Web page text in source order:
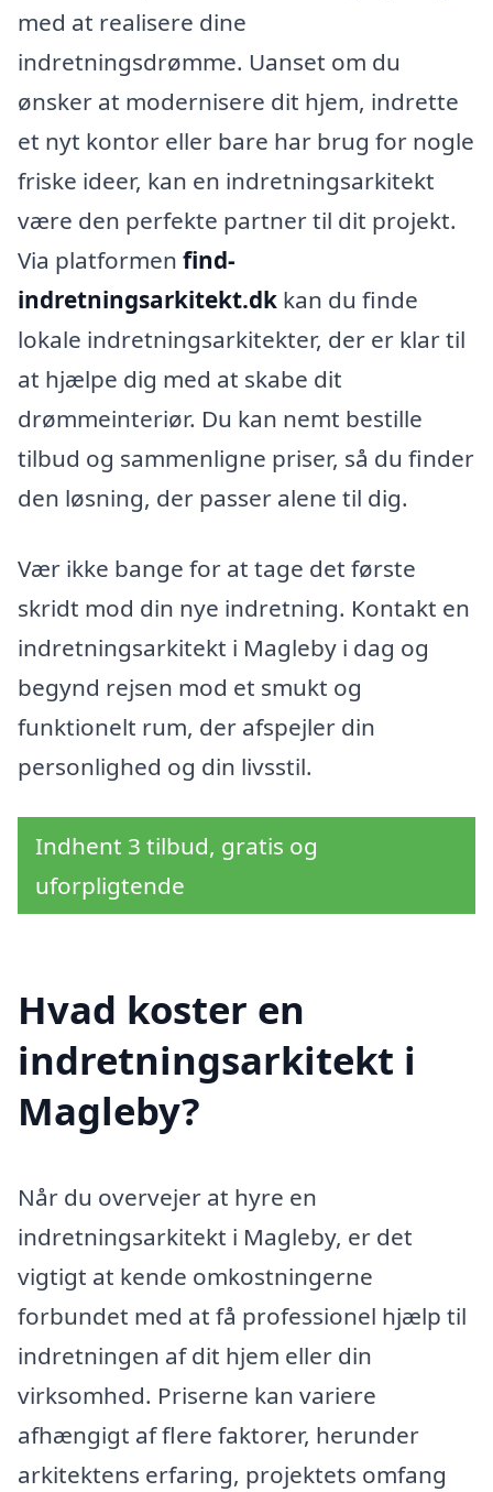
med at realisere dine
indretningsdrømme. Uanset om du
ønsker at modernisere dit hjem, indrette
et nyt kontor eller bare har brug for nogle
friske ideer, kan en indretningsarkitekt
være den perfekte partner til dit projekt.
Via platformen find-
indretningsarkitekt.dk kan du finde
lokale indretningsarkitekter, der er klar til
at hjælpe dig med at skabe dit
drømmeinteriør. Du kan nemt bestille
tilbud og sammenligne priser, så du finder
den løsning, der passer alene til dig.
Vær ikke bange for at tage det første
skridt mod din nye indretning. Kontakt en
indretningsarkitekt i Magleby i dag og
begynd rejsen mod et smukt og
funktionelt rum, der afspejler din
personlighed og din livsstil.
Indhent 3 tilbud, gratis og
uforpligtende
Hvad koster en
indretningsarkitekt i
Magleby?
Når du overvejer at hyre en
indretningsarkitekt i Magleby, er det
vigtigt at kende omkostningerne
forbundet med at få professionel hjælp til
indretningen af dit hjem eller din
virksomhed. Priserne kan variere
afhængigt af flere faktorer, herunder
arkitektens erfaring, projektets omfang